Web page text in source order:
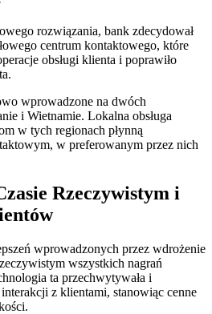
rozwiązania, bank zdecydował
centrum kontaktowego, które
obsługi klienta i poprawiło
wprowadzone na dwóch
i Wietnamie. Lokalna obsługa
w tych regionach płynną
w preferowanym przez nich
Rzeczywistym i
wprowadzonych przez wdrożenie
wszystkich nagrań
ta przechwytywała i
z klientami, stanowiąc cenne